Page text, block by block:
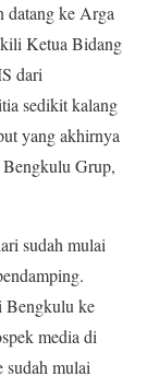
datang ke Arga
Ketua Bidang
dari
sedikit kalang
yang akhirnya
Grup,
sudah mulai
Bengkulu ke
media di
sudah mulai